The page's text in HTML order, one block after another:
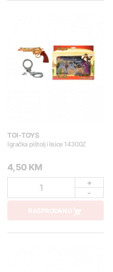
TOI-TOYS
Igračka pištolj i lisice 14300Z
4,50 KM
1
+
-
RASPRODANO